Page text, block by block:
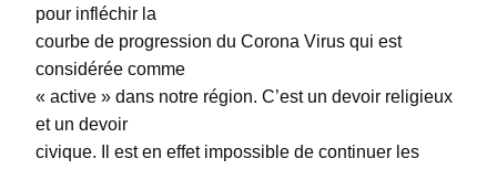
pour infléchir la
courbe de progression du Corona Virus qui est
considérée comme
« active » dans notre région. C’est un devoir religieux
et un devoir
civique. Il est en effet impossible de continuer les